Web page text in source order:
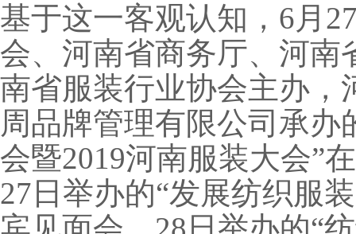
基于这一客观认知，6月
会、河南省商务厅、河南
南省服装行业协会主办，
周品牌管理有限公司承办
会暨2019河南服装大会”
27日举办的“发展纺织服